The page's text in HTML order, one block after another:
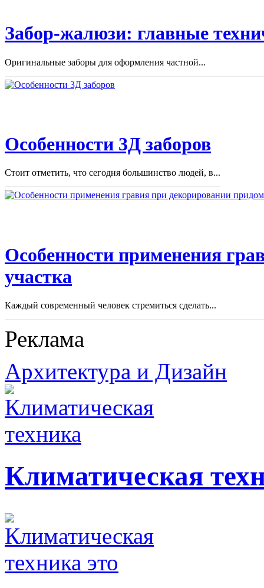
Забор-жалюзи: главные
Оригинальные заборы для оформления частной...
Особенности 3Д заборов
Стоит отметить, что сегодня большинство людей, в...
Особенности применения
участка
Каждый современный человек стремиться сделать...
Реклама
Архитектура и Дизайн
Климатическая